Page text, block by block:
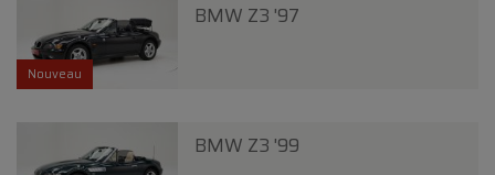
Nouveau
BMW Z3 '97
BMW Z3 '99